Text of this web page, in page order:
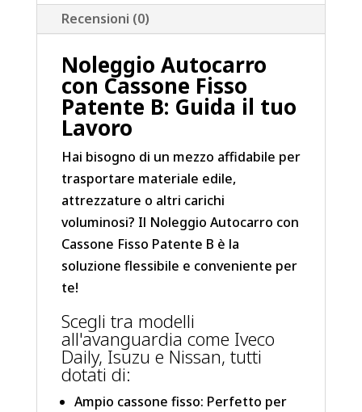
Recensioni (0)
Noleggio Autocarro
con Cassone Fisso
Patente B: Guida il tuo
Lavoro
Hai bisogno di un mezzo affidabile per
trasportare materiale edile,
attrezzature o altri carichi
voluminosi? Il Noleggio Autocarro con
Cassone Fisso Patente B è la
soluzione flessibile e conveniente per
te!
Scegli tra modelli
all'avanguardia come Iveco
Daily, Isuzu e Nissan, tutti
dotati di:
Ampio cassone fisso: Perfetto per